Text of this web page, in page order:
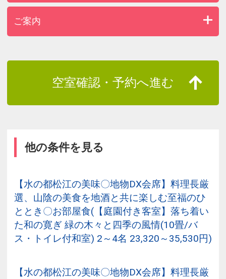
ご案内
空室確認・予約へ進む
他の条件を見る
【水の都松江の美味〇地物DX会席】料理長厳
選、山陰の美食を地酒と共に楽しむ至福のひ
ととき〇お部屋食(【庭園付き客室】落ち着い
た和の寛ぎ 緑の木々と四季の風情(10畳/バ
ス・トイレ付和室) 2～4名 23,320～35,530円)
【水の都松江の美味〇地物DX会席】料理長厳